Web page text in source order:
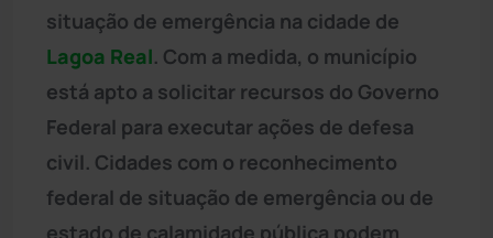
situação de emergência na cidade de
Lagoa Real. Com a medida, o município
está apto a solicitar recursos do Governo
Federal para executar ações de defesa
civil. Cidades com o reconhecimento
federal de situação de emergência ou de
estado de calamidade pública podem